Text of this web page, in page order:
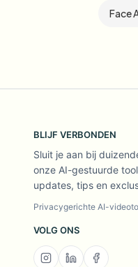
Face
BLIJF VERBONDEN
Sluit je aan bij
onze AI-gestuurde
updates, tips en
Privacygerichte AI-
VOLG ONS